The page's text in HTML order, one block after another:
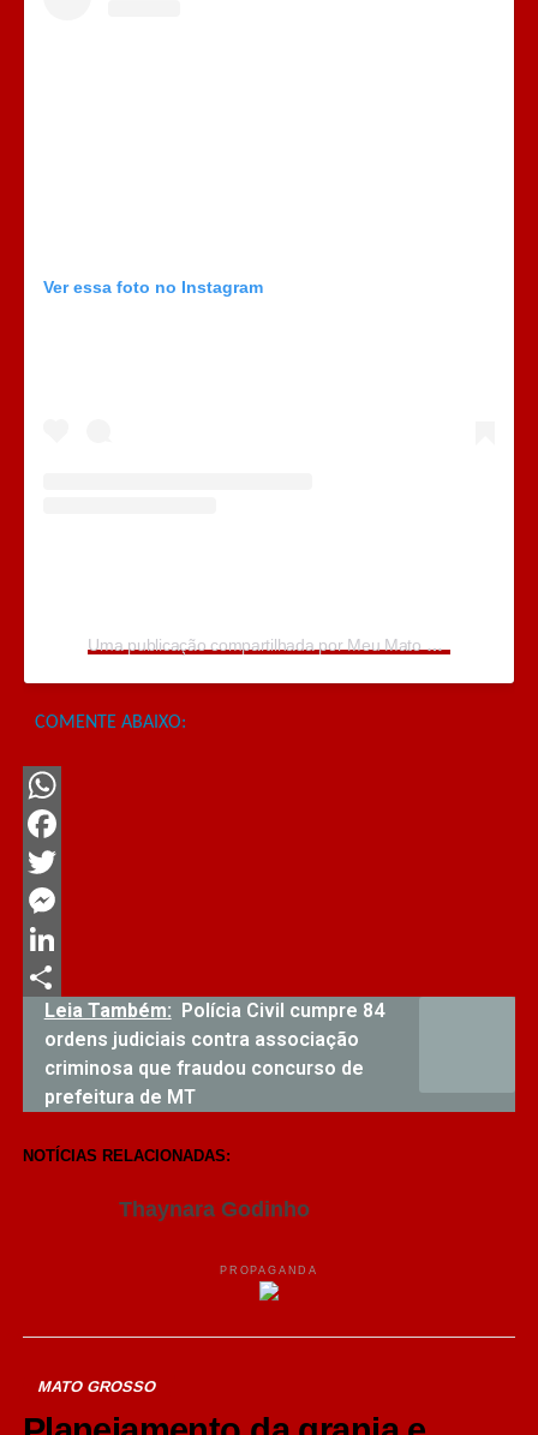
Ver essa foto no Instagram
Uma publicação compartilhada por Meu Mato Grosso (@programameumatogrosso)
COMENTE ABAIXO:
WhatsApp
Facebook
Twitter
Messenger
LinkedIn
Share
Leia Também: Polícia Civil cumpre 84
ordens judiciais contra associação
criminosa que fraudou concurso de
prefeitura de MT
NOTÍCIAS RELACIONADAS:
Thaynara Godinho
PROPAGANDA
MATO GROSSO